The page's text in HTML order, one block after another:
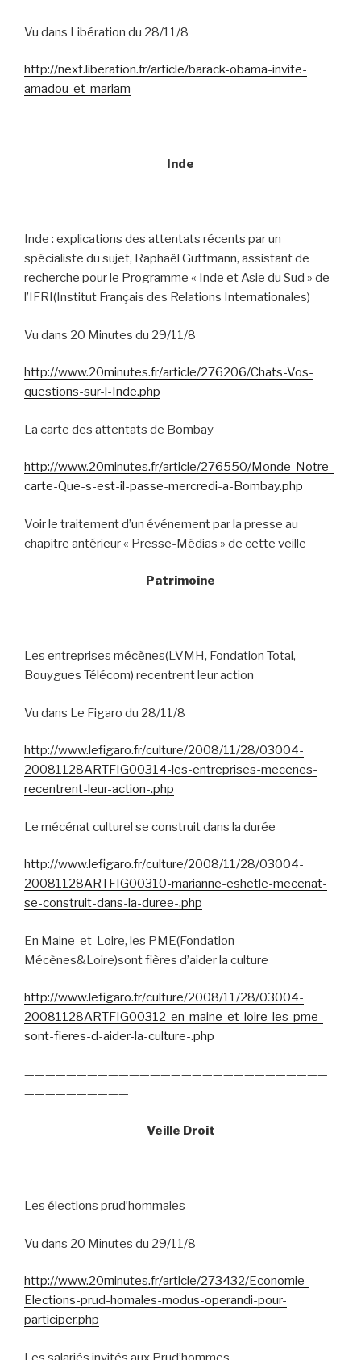
Vu dans Libération du 28/11/8
http://next.liberation.fr/article/barack-obama-invite-
amadou-et-mariam
Inde
Inde : explications des attentats récents par un
spécialiste du sujet, Raphaël Guttmann, assistant de
recherche pour le Programme « Inde et Asie du Sud » de
l’IFRI(Institut Français des Relations Internationales)
Vu dans 20 Minutes du 29/11/8
http://www.20minutes.fr/article/276206/Chats-Vos-
questions-sur-l-Inde.php
La carte des attentats de Bombay
http://www.20minutes.fr/article/276550/Monde-Notre-
carte-Que-s-est-il-passe-mercredi-a-Bombay.php
Voir le traitement d’un événement par la presse au
chapitre antérieur « Presse-Médias » de cette veille
Patrimoine
Les entreprises mécènes(LVMH, Fondation Total,
Bouygues Télécom) recentrent leur action
Vu dans Le Figaro du 28/11/8
http://www.lefigaro.fr/culture/2008/11/28/03004-
20081128ARTFIG00314-les-entreprises-mecenes-
recentrent-leur-action-.php
Le mécénat culturel se construit dans la durée
http://www.lefigaro.fr/culture/2008/11/28/03004-
20081128ARTFIG00310-marianne-eshetle-mecenat-
se-construit-dans-la-duree-.php
En Maine-et-Loire, les PME(Fondation
Mécènes&Loire)sont fières d’aider la culture
http://www.lefigaro.fr/culture/2008/11/28/03004-
20081128ARTFIG00312-en-maine-et-loire-les-pme-
sont-fieres-d-aider-la-culture-.php
—————————————————————————————
——————————
Veille Droit
Les élections prud’hommales
Vu dans 20 Minutes du 29/11/8
http://www.20minutes.fr/article/273432/Economie-
Elections-prud-homales-modus-operandi-pour-
participer.php